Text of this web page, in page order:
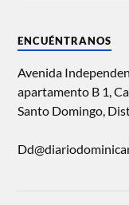
ENCUÉNTRANOS
Avenida
apartamento B 1,
Santo Domingo,